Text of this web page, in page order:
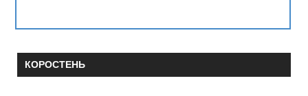
КОРОСТЕНЬ